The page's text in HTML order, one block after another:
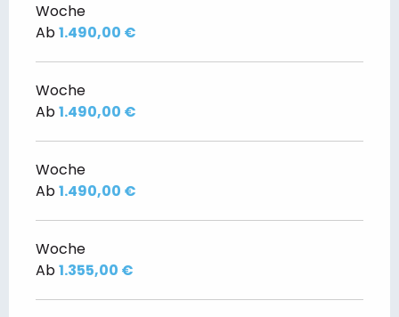
Woche
Ab1.490,00 €
Woche
Ab1.490,00 €
Woche
Ab1.490,00 €
Woche
Ab1.355,00 €